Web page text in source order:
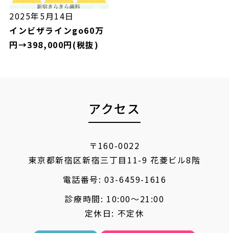
2025年5月14日
インビザラインgo60万
円→398,000円(税抜)
アクセス
〒160-0022
東京都新宿区新宿三丁目11-9 花菱ビル8階
電話番号:03-6459-1616
診療時間: 10:00〜21:00
定休日: 不定休